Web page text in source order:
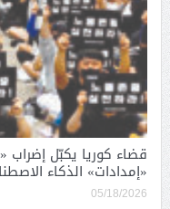
قضاء كوريا يكبّل
«إمدادات» الذكاء
05/18/2026